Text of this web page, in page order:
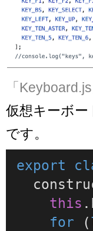
「Keyboard.js
仮想キーボ
です。
export
this .
for (